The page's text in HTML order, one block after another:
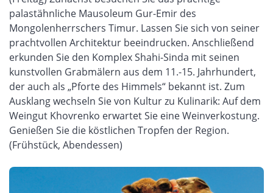
palastähnliche Mausoleum Gur-Emir des
Mongolenherrschers Timur. Lassen Sie sich von seiner
prachtvollen Architektur beeindrucken. Anschließend
erkunden Sie den Komplex Shahi-Sinda mit seinen
kunstvollen Grabmälern aus dem 11.-15. Jahrhundert,
der auch als „Pforte des Himmels“ bekannt ist. Zum
Ausklang wechseln Sie von Kultur zu Kulinarik: Auf dem
Weingut Khovrenko erwartet Sie eine Weinverkostung.
Genießen Sie die köstlichen Tropfen der Region.
(Frühstück, Abendessen)